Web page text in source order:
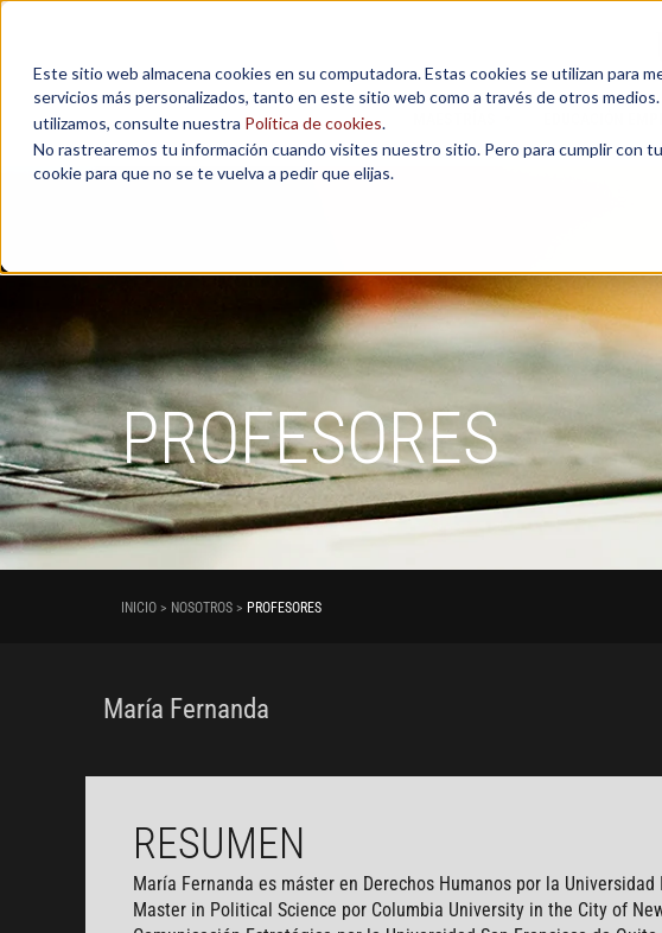
Este sitio web almacena cookies en su computadora. Estas cookies se utilizan para
servicios más personalizados, tanto en este sitio web como a través de otros
utilizamos, consulte nuestra Política de cookies.
No rastrearemos tu información cuando visites nuestro sitio. Pero para cumplir con
cookie para que no se te vuelva a pedir que elijas.
PROFESORES
INICIO > NOSOTROS > PROFESORES
María Fernanda
RESUMEN
María Fernanda es máster en Derechos Humanos por la
Master in Political Science por Columbia University in the City of